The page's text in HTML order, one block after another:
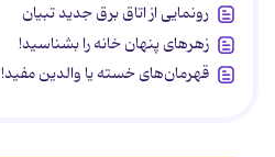
رونمایی از اتاق برق جدید تبیان
زهرهای پنهان خانه را بشناسید!
قهرمان‌های خسته یا والدین مفید!